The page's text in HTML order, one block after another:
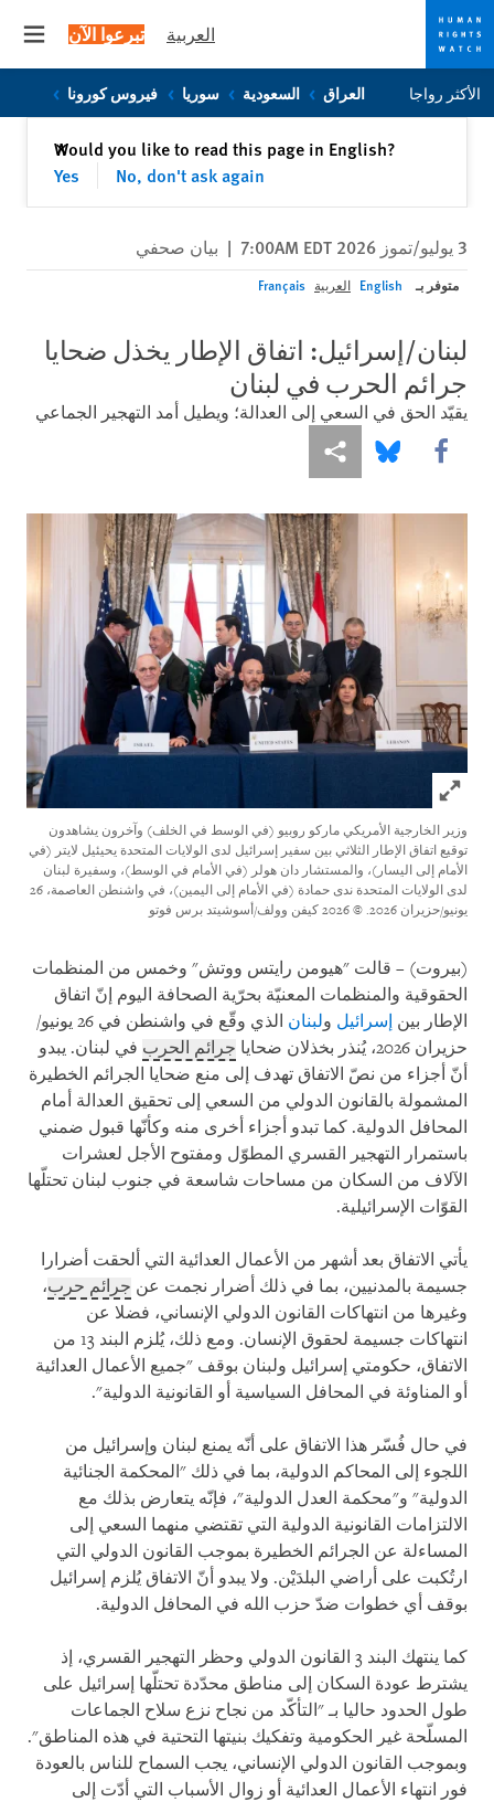
Skip
to
Skip
to
العربية تبرعوا الآن
الأكثر رواجا العراق السعودية سوريا فيروس كورونا
Would you like to read this page in English?
Yes
No, don't ask again
✕إغلاق
3 يوليو/تموز 2026 7:00AM EDT | بيان صحفي
متوفر بـ English العربية Français
لبنان/إسرائيل: اتفاق الإطار يخذل ضحايا
جرائم الحرب في لبنان
يقيّد الحق في السعي إلى العدالة؛ ويطيل أمد التهجير الجماعي
Share this via Facebook
Share this via Bluesky
Share this via مشاركة
Click to expand Image
وزير الخارجية الأمريكي ماركو روبيو (في الوسط في الخلف) وآخرون يشاهدون
توقيع اتفاق الإطار الثلاثي بين سفير إسرائيل لدى الولايات المتحدة يحيئيل لايتر (في
الأمام إلى اليسار)، والمستشار دان هولر (في الأمام في الوسط)، وسفيرة لبنان
لدى الولايات المتحدة ندى حمادة (في الأمام إلى اليمين)، في واشنطن العاصمة، 26
يونيو/حزيران 2026.
© 2026 كيفن وولف/أسوشيتد برس فوتو
(بيروت) – قالت "هيومن رايتس ووتش" وخمس من المنظمات
الحقوقية والمنظمات المعنيّة بحرّية الصحافة اليوم إنّ اتفاق
الإطار بين إسرائيل ولبنان
الذي وقّع في واشنطن في 26 يونيو/
حزيران 2026، يُنذر بخذلان ضحايا
جرائم الحرب في لبنان. يبدو
أنّ أجزاء من نصّ الاتفاق تهدف إلى منع ضحايا الجرائم الخطيرة
المشمولة بالقانون الدولي من السعي إلى تحقيق العدالة أمام
المحافل الدولية. كما تبدو أجزاء أخرى منه وكأنّها قبول ضمني
باستمرار التهجير القسري المطوّل ومفتوح الأجل لعشرات
الآلاف من السكان من مساحات شاسعة في جنوب لبنان تحتلّها
القوّات الإسرائيلية.
يأتي الاتفاق بعد أشهر من الأعمال العدائية التي ألحقت أضرارا
جسيمة بالمدنيين، بما في ذلك أضرار نجمت عن جرائم حرب،
وغيرها من انتهاكات القانون الدولي الإنساني، فضلا عن
انتهاكات جسيمة لحقوق الإنسان. ومع ذلك، يُلزم البند 13 من
الاتفاق، حكومتي إسرائيل ولبنان بوقف "جميع الأعمال العدائية
أو المناوئة في المحافل السياسية أو القانونية الدولية".
في حال فُسّر هذا الاتفاق على أنّه يمنع لبنان وإسرائيل من
اللجوء إلى المحاكم الدولية، بما في ذلك "المحكمة الجنائية
الدولية" و"محكمة العدل الدولية"، فإنّه يتعارض بذلك مع
الالتزامات القانونية الدولية التي تقتضي منهما السعي إلى
المساءلة عن الجرائم الخطيرة بموجب القانون الدولي التي
ارتُكبت على أراضي البلدَيْن. ولا يبدو أنّ الاتفاق يُلزم إسرائيل
بوقف أي خطوات ضدّ حزب الله في المحافل الدولية.
كما ينتهك البند 3 القانون الدولي وحظر التهجير القسري، إذ
يشترط عودة السكان إلى مناطق محدّدة تحتلّها إسرائيل على
طول الحدود حاليا بـ "التأكّد من نجاح نزع سلاح الجماعات
المسلّحة غير الحكومية وتفكيك بنيتها التحتية في هذه المناطق".
وبموجب القانون الدولي الإنساني، يجب السماح للناس بالعودة
فور انتهاء الأعمال العدائية أو زوال الأسباب التي أدّت إلى